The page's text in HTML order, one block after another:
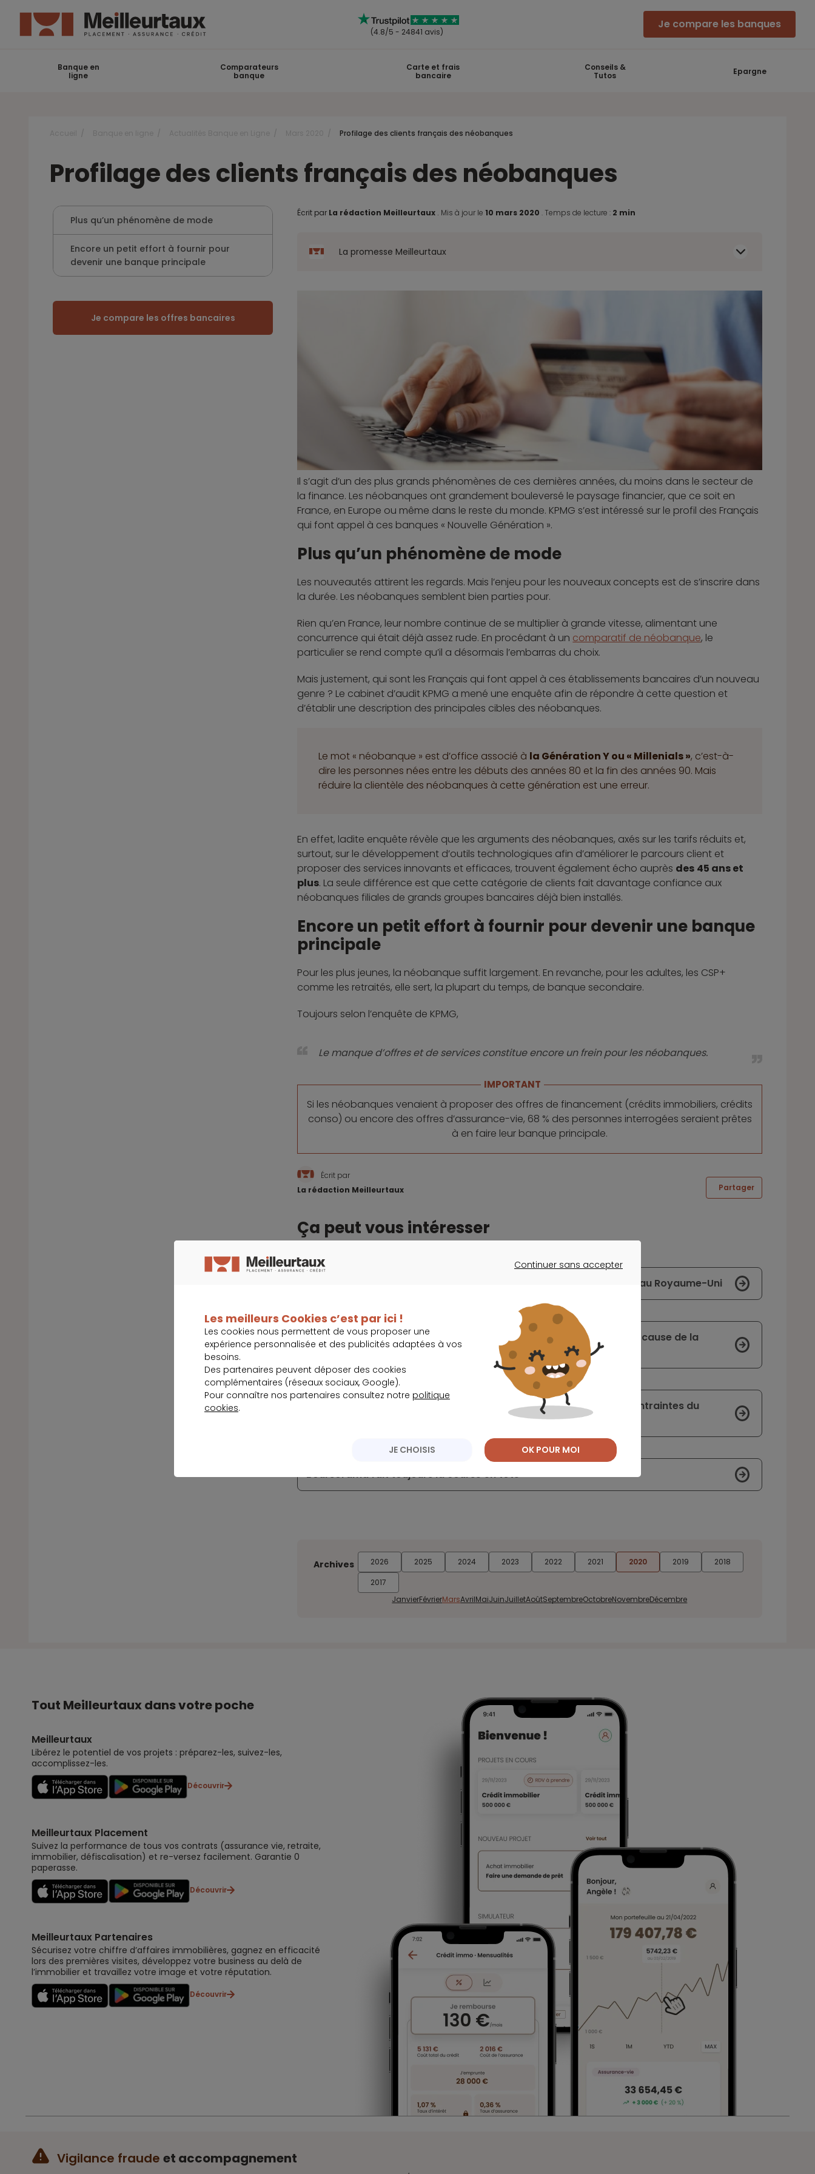
(4.8/5 - 24841 avis)
Je compare les banques
Banque en
ligne
Comparateurs
banque
Carte et frais
bancaire
Conseils &
Tutos
Epargne
Profilage des clients français des néobanques
Profilage des clients français des néobanques
Plus qu’un phénomène de mode
Encore un petit effort à fournir pour
devenir une banque principale
Je compare les offres bancaires
Écrit par La rédaction Meilleurtaux . Mis à jour le 10 mars 2020. Temps de lecture : 2 min
La promesse Meilleurtaux
Il s’agit d’un des plus grands phénomènes de ces dernières années, du moins dans le secteur de
la finance. Les néobanques ont grandement bouleversé le paysage financier, que ce soit en
France, en Europe ou même dans le reste du monde. KPMG s’est intéressé sur le profil des Français
qui font appel à ces banques « Nouvelle Génération ».
Plus qu’un phénomène de mode
Les nouveautés attirent les regards. Mais l’enjeu pour les nouveaux concepts est de s’inscrire dans
la durée. Les néobanques semblent bien parties pour.
Rien qu’en France, leur nombre continue de se multiplier à grande vitesse, alimentant une
concurrence qui était déjà assez rude. En procédant à un comparatif de néobanque, le
particulier se rend compte qu’il a désormais l’embarras du choix.
Mais justement, qui sont les Français qui font appel à ces établissements bancaires d’un nouveau
genre ? Le cabinet d’audit KPMG a mené une enquête afin de répondre à cette question et
d’établir une description des principales cibles des néobanques.
Le mot « néobanque » est d’office associé à la Génération Y ou « Millenials », c’est-à-
dire les personnes nées entre les débuts des années 80 et la fin des années 90. Mais
réduire la clientèle des néobanques à cette génération est une erreur.
En effet, ladite enquête révèle que les arguments des néobanques, axés sur les tarifs réduits et,
surtout, sur le développement d’outils technologiques afin d’améliorer le parcours client et
proposer des services innovants et efficaces, trouvent également écho auprès des 45 ans et
plus. La seule différence est que cette catégorie de clients fait davantage confiance aux
néobanques filiales de grands groupes bancaires déjà bien installés.
Encore un petit effort à fournir pour devenir une banque
principale
Pour les plus jeunes, la néobanque suffit largement. En revanche, pour les adultes, les CSP+
comme les retraités, elle sert, la plupart du temps, de banque secondaire.
Toujours selon l’enquête de KPMG,
Le manque d’offres et de services constitue encore un frein pour les néobanques.
IMPORTANT
Si les néobanques venaient à proposer des offres de financement (crédits immobiliers, crédits
conso) ou encore des offres d’assurance-vie, 68 % des personnes interrogées seraient prêtes
à en faire leur banque principale.
Écrit par
La rédaction Meilleurtaux
Partager
Ça peut vous intéresser
Une néobanque allemande a choisi de ne plus desservir ses clients au Royaume-Uni
La banque centrale norvégienne a fait baisser son taux directeur à cause de la
pandémie de coronavirus
Les néobanques européennes s’adaptent tant bien que mal aux contraintes du
Boursorama fait toujours la course en tête
Archives 2026 2025 2024 2023 2022 2021 2020 2019
2018
2017
JanvierFévrierMarsAvrilMaiJuinJuilletAoûtSeptembreOctobreNovembreDécembre
Tout Meilleurtaux dans votre poche
Meilleurtaux
Libérez le potentiel de vos projets : préparez-les, suivez-les,
accomplissez-les.
Découvrir
Meilleurtaux Placement
Suivez la performance de tous vos contrats (assurance vie, retraite,
immobilier, défiscalisation) et re-versez facilement. Garantie 0
paperasse.
Découvrir
Meilleurtaux Partenaires
Sécurisez votre chiffre d’affaires immobilières, gagnez en efficacité
lors des premières visites, développez votre business au delà de
l’immobilier et travaillez votre image et votre réputation.
Découvrir
Vigilance fraude et accompagnement
Continuer sans accepter
Les meilleurs Cookies c’est par ici !
Les cookies nous permettent de vous proposer une
expérience personnalisée et des publicités adaptées à vos
besoins.
Des partenaires peuvent déposer des cookies
complémentaires (réseaux sociaux, Google).
Pour connaître nos partenaires consultez notre politique
cookies.
JE CHOISIS OK POUR MOI